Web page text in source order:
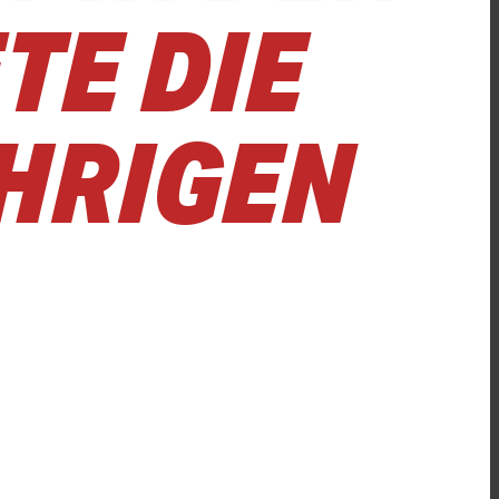
DIE